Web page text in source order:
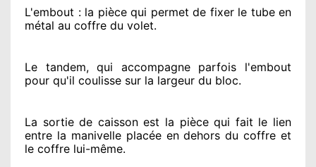
L'embout : la pièce qui permet de fixer le tube en
métal au coffre du volet.
Le tandem, qui accompagne parfois l'embout
pour qu'il coulisse sur la largeur du bloc.
La sortie de caisson est la pièce qui fait le lien
entre la manivelle placéeen dehors du coffre et
le coffre lui-même.